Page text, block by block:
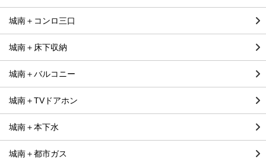
城南＋コンロ三口
城南＋床下収納
城南＋バルコニー
城南＋TVドアホン
城南＋本下水
城南＋都市ガス